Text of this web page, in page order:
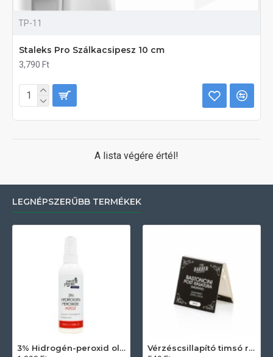
TP-11
Staleks Pro Szálkacsipesz 10 cm
3,790 Ft
A lista végére értél!
LEGNÉPSZERŰBB TERMÉKEK
3% Hidrogén-peroxid oldat (sebfertőtlenítő) 100ml
Vérzéscsillapító timsó rúd 20db